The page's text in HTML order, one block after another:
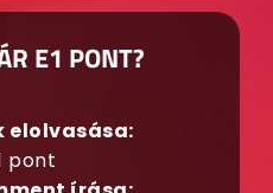
E1 PONT?
elolvasása:
pont